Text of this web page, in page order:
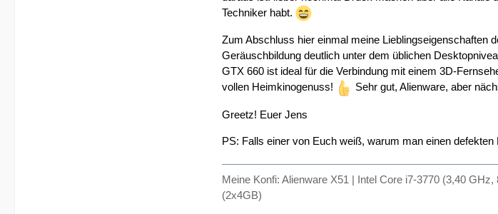
Techniker habt.
Zum Abschluss hier einmal meine Lieblingseigenschaften
Geräuschbildung deutlich unter dem üblichen
GTX 660 ist ideal für die Verbindung mit einem 3D-
vollen Heimkinogenuss!
Sehr gut, Alienware, aber
Greetz! Euer Jens
PS: Falls einer von Euch weiß, warum man einen
Meine Konfi: Alienware X51 | Intel Core i7-3770 (3,40
(2x4GB)